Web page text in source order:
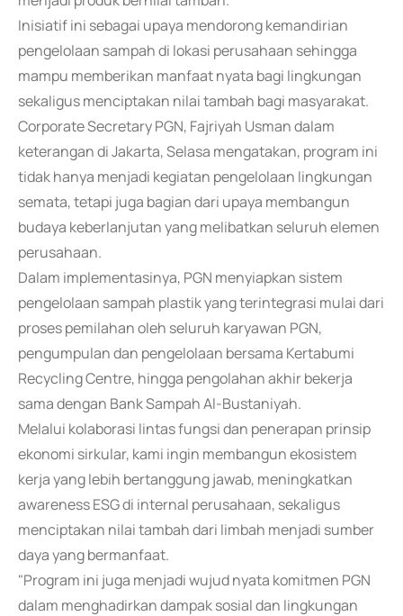
Inisiatif ini sebagai upaya mendorong kemandirian
pengelolaan sampah di lokasi perusahaan sehingga
mampu memberikan manfaat nyata bagi lingkungan
sekaligus menciptakan nilai tambah bagi masyarakat.
Corporate Secretary PGN, Fajriyah Usman dalam
keterangan di Jakarta, Selasa mengatakan, program ini
tidak hanya menjadi kegiatan pengelolaan lingkungan
semata, tetapi juga bagian dari upaya membangun
budaya keberlanjutan yang melibatkan seluruh elemen
perusahaan.
Dalam implementasinya, PGN menyiapkan sistem
pengelolaan sampah plastik yang terintegrasi mulai dari
proses pemilahan oleh seluruh karyawan PGN,
pengumpulan dan pengelolaan bersama Kertabumi
Recycling Centre, hingga pengolahan akhir bekerja
sama dengan Bank Sampah Al-Bustaniyah.
Melalui kolaborasi lintas fungsi dan penerapan prinsip
ekonomi sirkular, kami ingin membangun ekosistem
kerja yang lebih bertanggung jawab, meningkatkan
awareness ESG di internal perusahaan, sekaligus
menciptakan nilai tambah dari limbah menjadi sumber
daya yang bermanfaat.
"Program ini juga menjadi wujud nyata komitmen PGN
dalam menghadirkan dampak sosial dan lingkungan